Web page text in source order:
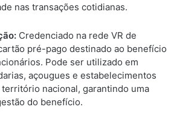
nas transações cotidianas.
Credenciado na rede VR de
pré-pago destinado ao benefício
Pode ser utilizado em
açougues e estabelecimentos
nacional, garantindo uma
do benefício.